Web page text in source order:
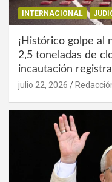
INTERNACIONAL
¡Histórico golpe al
2,5 toneladas de
incautación
julio 22, 2026